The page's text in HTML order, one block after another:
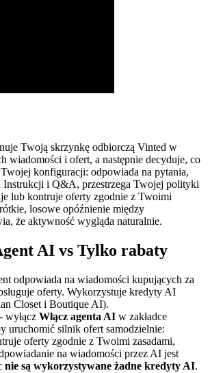
Twoją skrzynkę odbiorczą Vinted w
wiadomości i ofert, a następnie decyduje, co
konfiguracji: odpowiada na pytania,
Instrukcji i Q&A, przestrzega Twojej polityki
lub kontruje oferty zgodnie z Twoimi
losowe opóźnienie między
że aktywność wygląda naturalnie.
AI vs Tylko rabaty
odpowiada na wiadomości kupujących za
oferty. Wykorzystuje kredyty AI
Closet i Boutique AI).
- wyłącz Włącz agenta AI w zakładce
uruchomić silnik ofert samodzielnie:
oferty zgodnie z Twoimi zasadami,
na wiadomości przez AI jest
nie są wykorzystywane żadne kredyty AI.